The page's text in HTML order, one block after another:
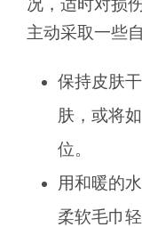
主动采取一些
保持皮肤
肤，或将
位。
用和暖的
柔软毛巾